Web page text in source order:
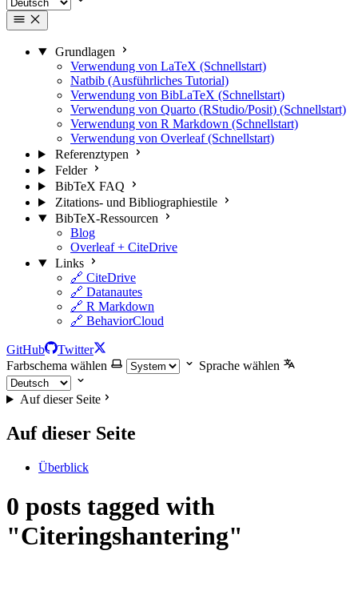
Grundlagen
Verwendung von LaTeX (Schnellstart)
Natbib (Ausführliches Tutorial)
Verwendung von BibLaTeX (Schnellstart)
Verwendung von Quarto (RStudio/Posit) (Schnellstart)
Verwendung von R Markdown (Schnellstart)
Verwendung von Overleaf (Schnellstart)
Referenztypen
Felder
BibTeX FAQ
Zitations- und Bibliographiestile
BibTeX-Ressourcen
Blog
Overleaf + CiteDrive
Links
🔗 CiteDrive
🔗 Datanautes
🔗 R Markdown
🔗 BehaviorCloud
GitHub
Twitter
Farbschema wählen
Sprache wählen
Auf dieser Seite
Auf dieser Seite
Überblick
0 posts tagged with
"Citeringshantering"